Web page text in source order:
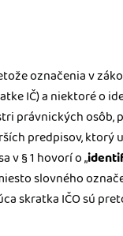
označenia v
IČ) a niektoré o
právnických
predpisov,
v § 1 hovorí o „
slovného
skratka IČO sú